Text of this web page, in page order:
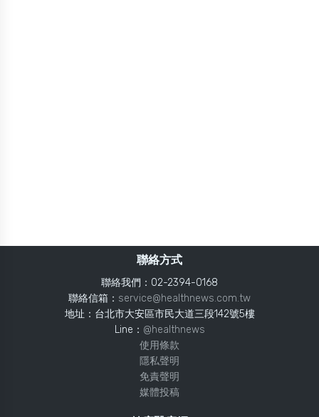
聯絡方式
聯絡我們：02-2394-0168
聯絡信箱： service@healthnews.com.tw
地址：台北市大安區市民大道三段142號5樓
Line： @healthnews
使用條款
隱私聲明
免責聲明
媒體投稿